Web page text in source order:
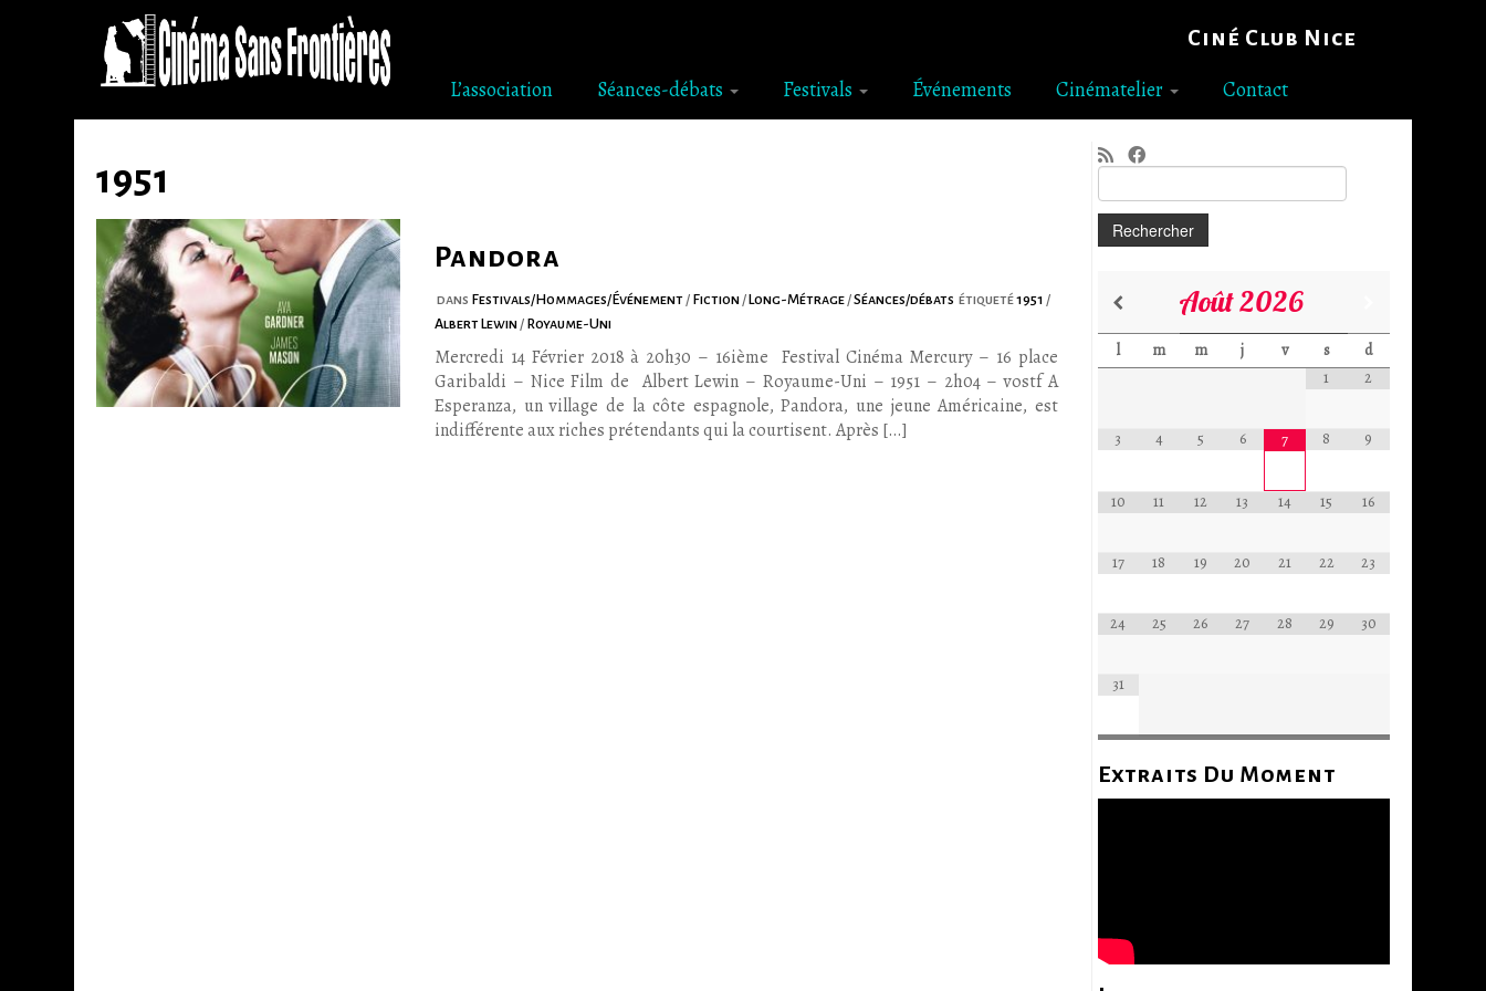
Ciné Club Nice
L’association Séances-débats Festivals Événements Cinématelier Contact
1951
Pandora
dans Festivals/Hommages/Événement/ Fiction/ Long-Métrage/Séances/débats étiqueté1951/
Albert Lewin/ Royaume-Uni
Mercredi 14 Février 2018 à 20h30 – 16ième Festival Cinéma Mercury – 16 place
Garibaldi – Nice Film de Albert Lewin – Royaume-Uni – 1951 – 2h04 – vostf A
Esperanza, un village de la côte espagnole, Pandora, une jeune Américaine, est
indifférente aux riches prétendants qui la courtisent. Après […]
Rechercher :
Août2026
l m m j v s
d
1
2
3 4 5 6 7 8 9
10 11 12 13 14 15 16
17 18 19 20 21 22 23
24 25 26 27 28 29 30
31
Extraits Du Moment